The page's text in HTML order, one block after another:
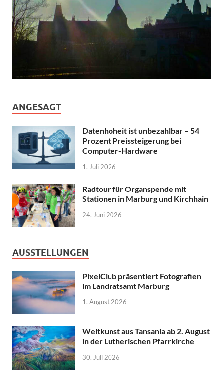
ANGESAGT
Datenhoheit ist unbezahlbar – 54
Prozent Preissteigerung bei
Computer-Hardware
1. Juli 2026
Radtour für Organspende mit
Stationen in Marburg und Kirchhain
24. Juni 2026
AUSSTELLUNGEN
PixelClub präsentiert Fotografien
im Landratsamt Marburg
1. August 2026
Weltkunst aus Tansania ab 2. August
in der Lutherischen Pfarrkirche
30. Juli 2026